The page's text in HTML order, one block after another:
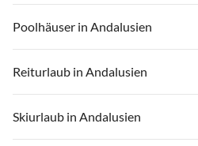
Poolhäuser in Andalusien
Reiturlaub in Andalusien
Skiurlaub in Andalusien